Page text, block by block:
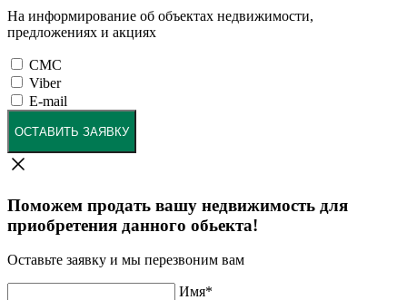
На информирование об объектах недвижимости,
предложениях и акциях
СМС
Viber
E-mail
ОСТАВИТЬ ЗАЯВКУ
Поможем продать вашу недвижимость для
приобретения данного обьекта!
Оставьте заявку и мы перезвоним вам
Имя*